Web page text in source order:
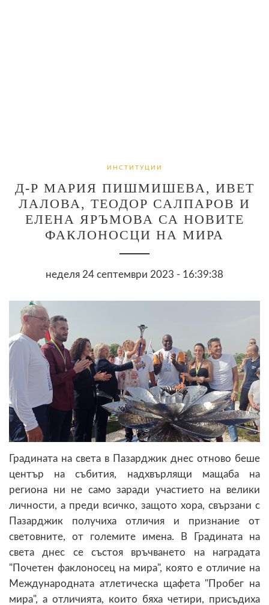
ИНСТИТУЦИИ
Д-Р МАРИЯ ПИШМИШЕВА, ИВЕТ
ЛАЛОВА, ТЕОДОР САЛПАРОВ И
ЕЛЕНА ЯРЪМОВА СА НОВИТЕ
ФАКЛОНОСЦИ НА МИРА
неделя 24 септември 2023 - 16:39:38
Градината на света в Пазарджик днес отново беше
център на събития, надхвърлящи мащаба на
региона ни не само заради участието на велики
личности, а преди всичко, защото хора, свързани с
Пазарджик получиха отличия и признание от
световните, от големите имена. В Градината на
света днес се състоя връчването на наградата
"Почетен факлоносец на мира", която е отличие на
Международната атлетическа щафета "Пробег на
мира", а отличията, които бяха четири, присъдиха